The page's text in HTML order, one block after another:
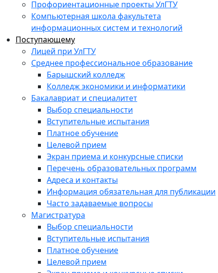
Профориентационные проекты УлГТУ
Компьютерная школа факультета
информационных систем и технологий
Поступающему
Лицей при УлГТУ
Среднее профессиональное образование
Барышский колледж
Колледж экономики и информатики
Бакалавриат и специалитет
Выбор специальности
Вступительные испытания
Платное обучение
Целевой прием
Экран приема и конкурсные списки
Перечень образовательных программ
Адреса и контакты
Информация обязательная для публикации
Часто задаваемые вопросы
Магистратура
Выбор специальности
Вступительные испытания
Платное обучение
Целевой прием